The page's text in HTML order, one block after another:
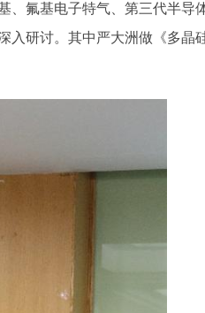
氟基电子特气、第三代半导
入研讨。其中严大洲做《多晶